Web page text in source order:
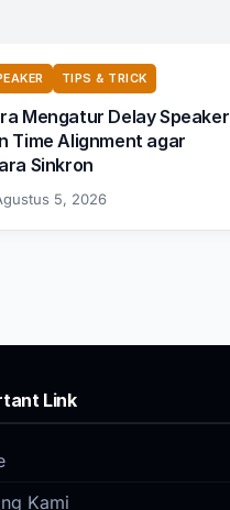
TIPS & TRICK
Mengatur Delay Speaker
Time Alignment agar
Sinkron
5, 2026
Link
Kami